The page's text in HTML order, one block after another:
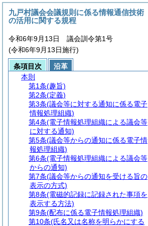
九戸村議会会議規則に係る情報通信技術
の活用に関する規程
令和6年9月13日 議会訓令第1号
(令和6年9月13日施行)
条項目次
沿革
本則
第1条(趣旨)
第2条(定義)
第3条(議会等に対する通知に係る電子
情報処理組織)
第4条(電子情報処理組織による議会等
に対する通知)
第5条(議会等からの通知に係る電子情
報処理組織)
第6条(電子情報処理組織による議会等
からの通知)
第7条(議会等からの通知を受ける旨の
表示の方式)
第8条(電磁的記録に記録された事項を
表示する方法)
第9条(配布に係る電子情報処理組織)
第10条(氏名又は名称を明らかにする